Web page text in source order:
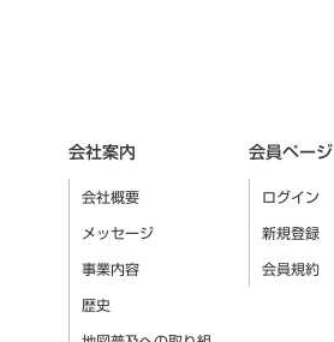
会社案内
会社概要
メッセージ
事業内容
歴史
会員ページ
ログイン
新規登録
会員規約